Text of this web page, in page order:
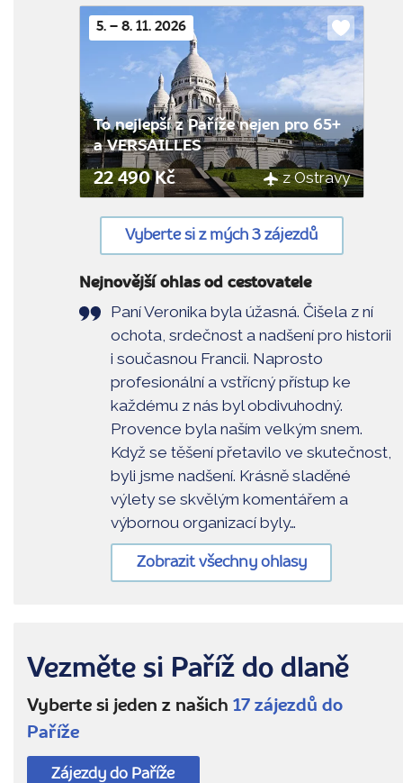
5. – 8. 11. 2026
Do
oblíbených
To nejlepší z Paříže nejen pro 65+
a VERSAILLES
22 490 Kč z Ostravy
Vyberte si z mých 3 zájezdů
Nejnovější ohlas od cestovatele
Paní Veronika byla úžasná. Čišela z ní
ochota, srdečnost a nadšení pro historii
i současnou Francii. Naprosto
profesionální a vstřícný přístup ke
každému z nás byl obdivuhodný.
Provence byla naším velkým snem.
Když se těšení přetavilo ve skutečnost,
byli jsme nadšení. Krásně sladěné
výlety se skvělým komentářem a
výbornou organizací byly…
Zobrazit všechny ohlasy
Vezměte si Paříž do dlaně
Vyberte si jeden z našich 17 zájezdů do
Paříže
Zájezdy do Paříže